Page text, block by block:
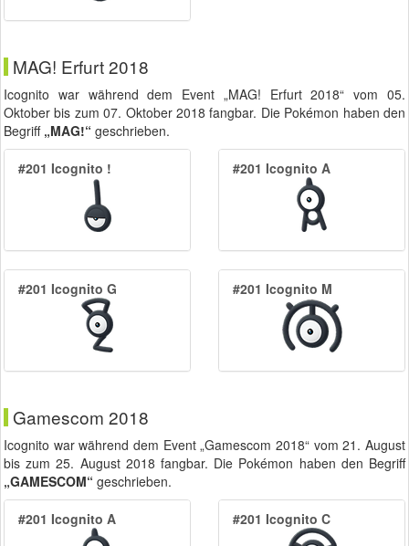
MAG! Erfurt 2018
Icognito war während dem Event „MAG! Erfurt 2018“ vom 05.
Oktober bis zum07. Oktober 2018 fangbar. Die Pokémon haben den
Begriff „MAG!“ geschrieben.
#201 Icognito ! #201 Icognito A
#201 Icognito G #201 Icognito M
Gamescom 2018
Icognito war während dem Event „Gamescom 2018“ vom21. August
bis zum25. August 2018 fangbar. Die Pokémon haben den Begriff
„GAMESCOM“ geschrieben.
#201 Icognito A #201 Icognito C